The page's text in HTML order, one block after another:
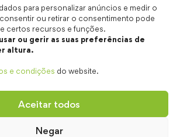
para personalizar anúncios e medir o
ou retirar o consentimento pode
certos recursos e funções.
ou gerir as suas preferências de
altura.
e condições do website.
Aceitar todos
Negar